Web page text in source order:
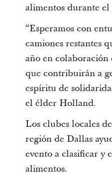
alimentos durante el
“Esperamos con
camiones restantes
año en colaboración
que contribuirán a
espíritu de
el élder Holland.
Los clubes locales
región de Dallas
evento a clasificar y
alimentos.